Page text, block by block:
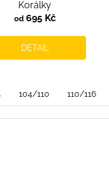
Korálky
od695 Kč
DETAIL
104/110 110/116